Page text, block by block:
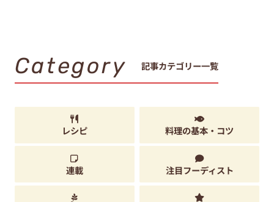
Category 記事カテゴリー一覧
レシピ 料理の基本・コツ
連載 注目フーディスト